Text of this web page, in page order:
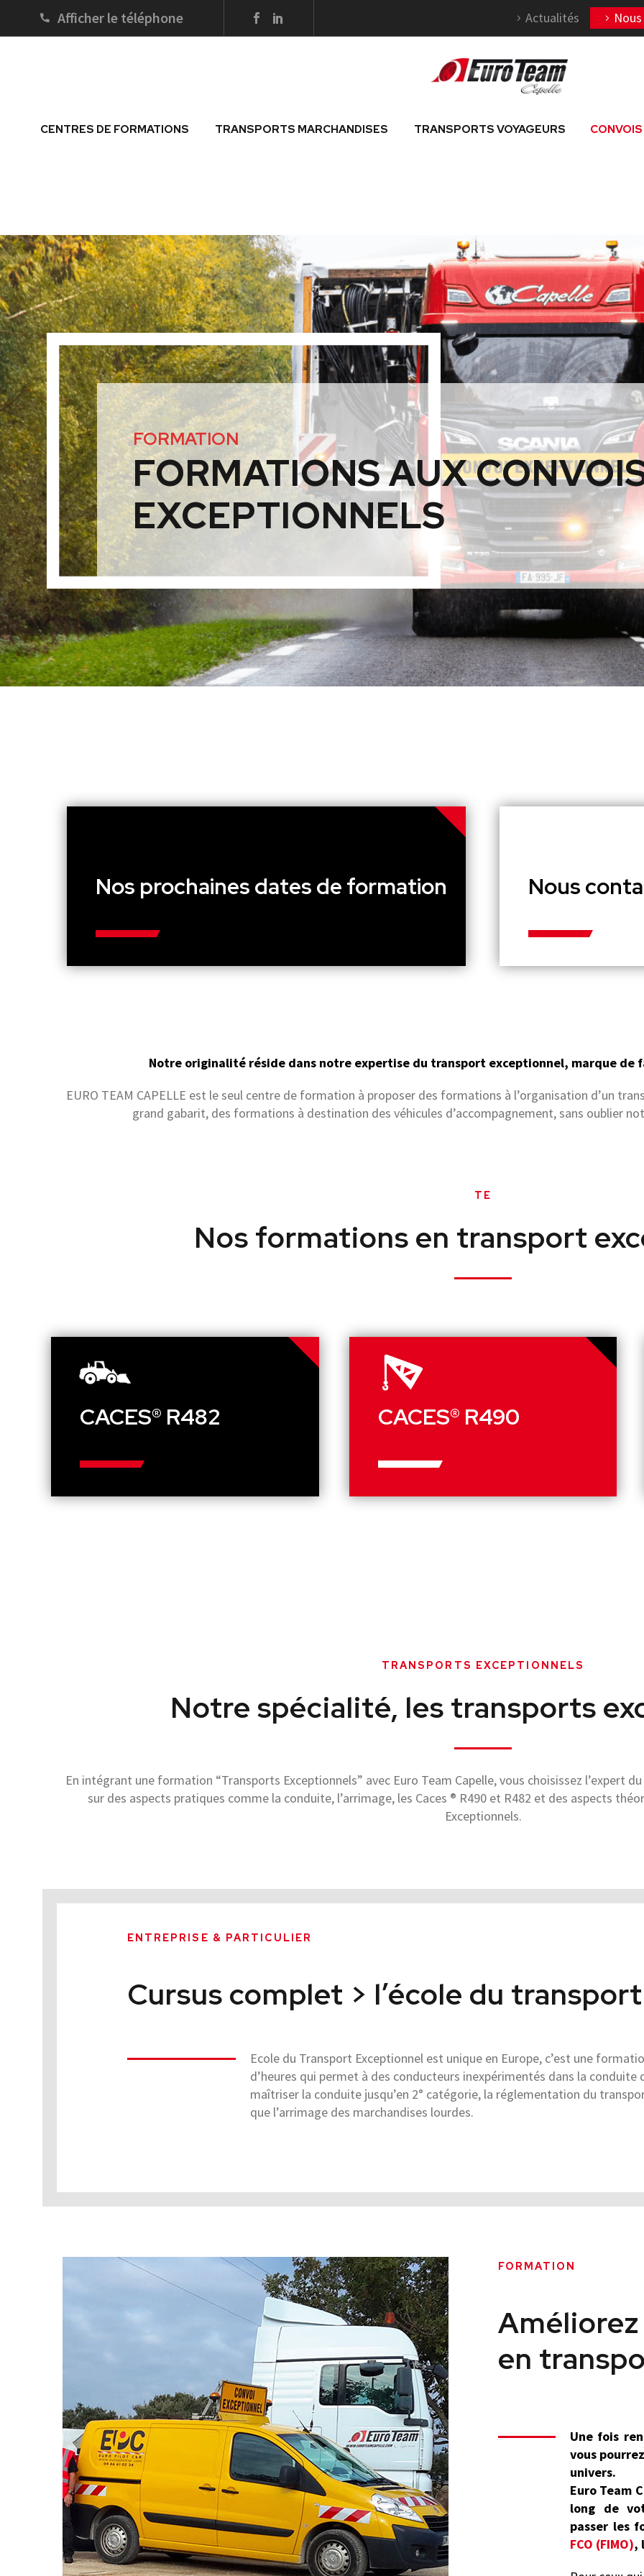
Afficher le téléphone Actualités
CENTRES DE FORMATIONS TRANSPORTS MARCHANDISES TRANSPORTS VOYAGEURS
FORMATION
FORMATIONS AUX
EXCEPTIONNELS
Nos prochaines dates de formation Nous
Notre originalité réside dans notre expertise du transport exceptionnel, marque de
EURO TEAM CAPELLE est le seul centre de formation à proposer des formations à l’organisation d’un
grand gabarit, des formations à destination des véhicules d’accompagnement, sans oublier
TE
Nos formations en transport
CACES® R482 CACES® R490
TRANSPORTS EXCEPTIONNELS
Notre spécialité, les transports
En intégrant une formation “Transports Exceptionnels” avec Euro Team Capelle, vous choisissez l’expert
sur des aspects pratiques comme la conduite, l’arrimage, les Caces ® R490 et R482 et des aspects
Exceptionnels.
ENTREPRISE & PARTICULIER
Cursus complet > l’école du
Ecole du Transport Exceptionnel est unique en Europe, c’est une
d’heures qui permet à des conducteurs inexpérimentés dans la conduite
maîtriser la conduite jusqu’en 2° catégorie, la réglementation du
que l’arrimage des marchandises lourdes.
FORMATION
en
Une fois
vous
univers.
Euro Team
long de
passer les
FCO (FIMO),